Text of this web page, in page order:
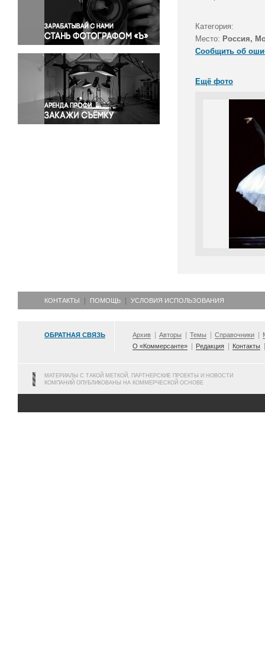
Правосудие
Происшествия и конфликты
Религия
Светская жизнь
Спорт
Экология
Экономика и бизнес
Категория:
Место: Россия,
Сообщить об
Ещё фото
КОНТАКТЫ ПОМОЩЬ УСЛОВИЯ ИСПОЛЬЗОВАНИЯ
ОБРАТНАЯ СВЯЗЬ Архив Авторы Темы Справочники
О «Коммерсанте»
Редакция Контакты
МАТЕРИАЛЫ С ТАКОЙ МЕТКОЙ, ПАРТНЕРСКИЕ ПРОЕКТЫ И НОВОСТИ
КОМПАНИЙ ОПУБЛИКОВАНЫ НА КОММЕРЧЕСКОЙ ОСНОВЕ